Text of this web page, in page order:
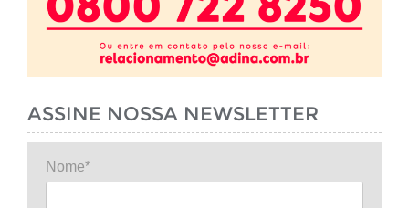
ASSINE NOSSA NEWSLETTER
Nome*